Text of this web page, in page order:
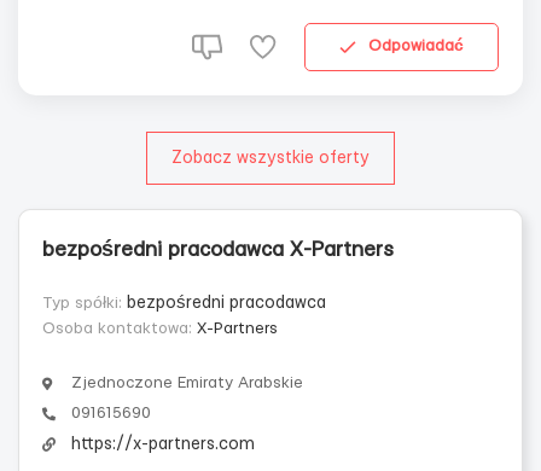
skalowanie zestaw...
Odpowiadać
Zobacz wszystkie oferty
bezpośredni pracodawca X-Partners
Typ spółki: bezpośredni pracodawca
Osoba kontaktowa: X-Partners
Zjednoczone Emiraty Arabskie
091615690
https://x-partners.com